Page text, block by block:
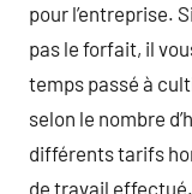
pour l’entreprise.
pas le forfait, il
temps passé à
selon le nombre
différents tarifs
de travail